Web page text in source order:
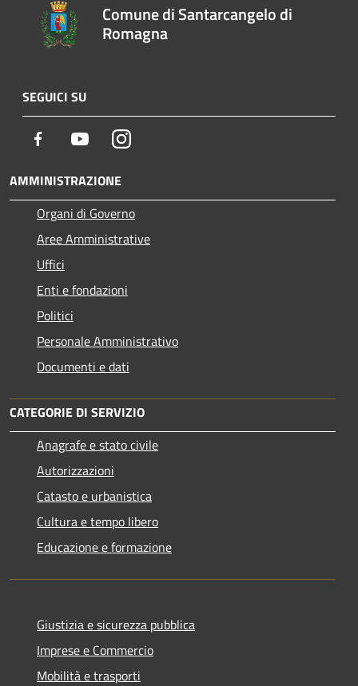
Comune di Santarcangelo di
Romagna
SEGUICI SU
Facebook YoutubeInstagram
AMMINISTRAZIONE
Organi di Governo
Aree Amministrative
Uffici
Enti e fondazioni
Politici
Personale Amministrativo
Documenti e dati
CATEGORIE DI SERVIZIO
Anagrafe e stato civile
Autorizzazioni
Catasto e urbanistica
Cultura e tempo libero
Educazione e formazione
Giustizia e sicurezza pubblica
Imprese e Commercio
Mobilità e trasporti